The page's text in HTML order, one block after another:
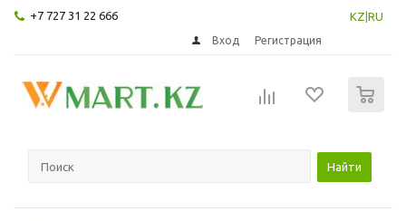
+7 727 31 22 666 KZ RU
Вход Регистрация
Найти